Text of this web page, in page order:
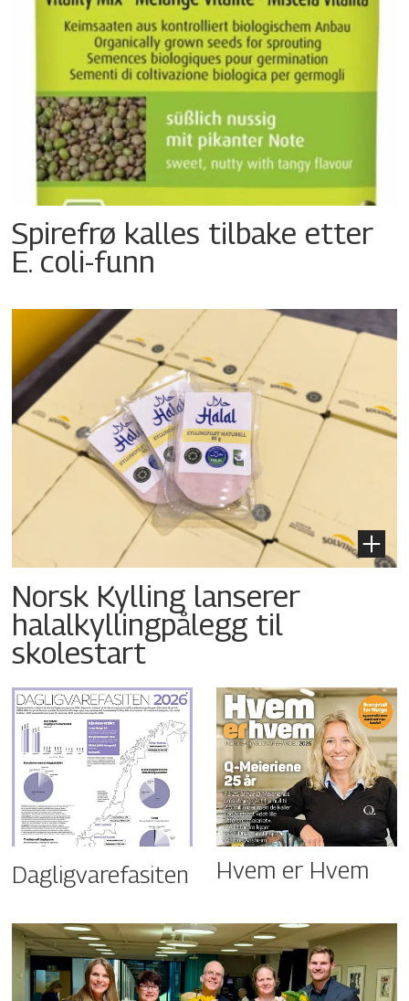
Spirefrø kalles tilbake etter
E. coli-funn
Norsk Kylling lanserer
halalkyllingpålegg til
skolestart
Dagligvarefasiten Hvem er Hvem